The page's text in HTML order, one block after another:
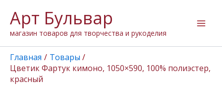
содержимому
Арт Бульвар
магазин товаров для творчества и рукоделия
Главная
Товары
Цветик Фартук кимоно, 1050×590, 100% полиэстер,
красный